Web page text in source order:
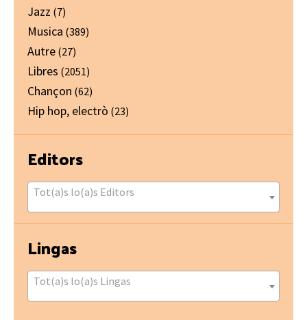
Jazz (7)
Musica (389)
Autre (27)
Libres (2051)
Chançon (62)
Hip hop, electrò (23)
Editors
Tot(a)s lo(a)s Editors
Lingas
Tot(a)s lo(a)s Lingas